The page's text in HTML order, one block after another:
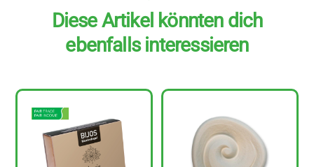
Diese Artikel könnten dich
ebenfalls interessieren